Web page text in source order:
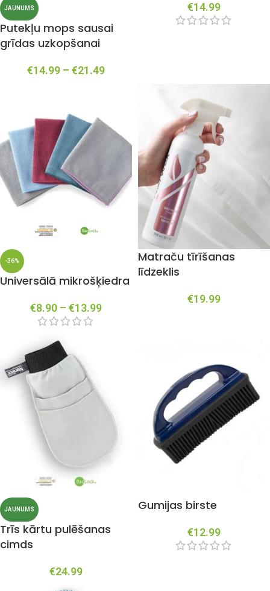
JAUNUMS
Putekļu mops sausai
grīdas uzkopšanai
€14.99 – €21.49
€14.99
-36%
Universālā mikrošķiedra
€8.90 – €13.99
Matraču tīrīšanas
līdzeklis
€19.99
JAUNUMS
Trīs kārtu pulēšanas
cimds
€24.99
Gumijas birste
€12.99